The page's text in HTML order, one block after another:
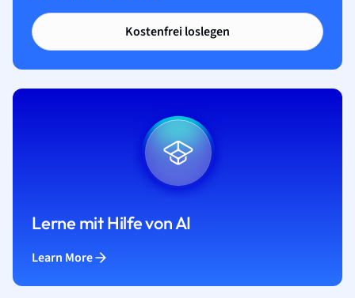
Kostenfrei loslegen
Lerne mit Hilfe von AI
Learn More